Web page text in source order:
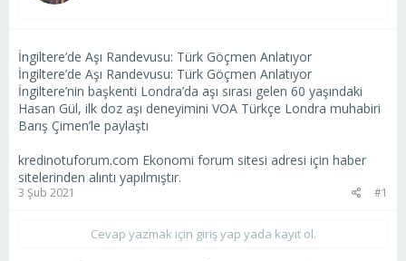
a
t
a
n
a
r
i
h
i
İngiltere’de Aşı Randevusu: Türk Göçmen Anlatıyor
İngiltere’de Aşı Randevusu: Türk Göçmen Anlatıyor
İngiltere’nin başkenti Londra’da aşı sırası gelen 60 yaşındaki
Hasan Gül, ilk doz aşı deneyimini VOA Türkçe Londra muhabiri
Barış Çimen’le paylaştı
kredinotuforum.com Ekonomi forum sitesi adresi için haber
sitelerinden alıntı yapılmıştır.
3 Şub 2021 #1
Cevap yazmak için giriş yap yada kayıt ol.